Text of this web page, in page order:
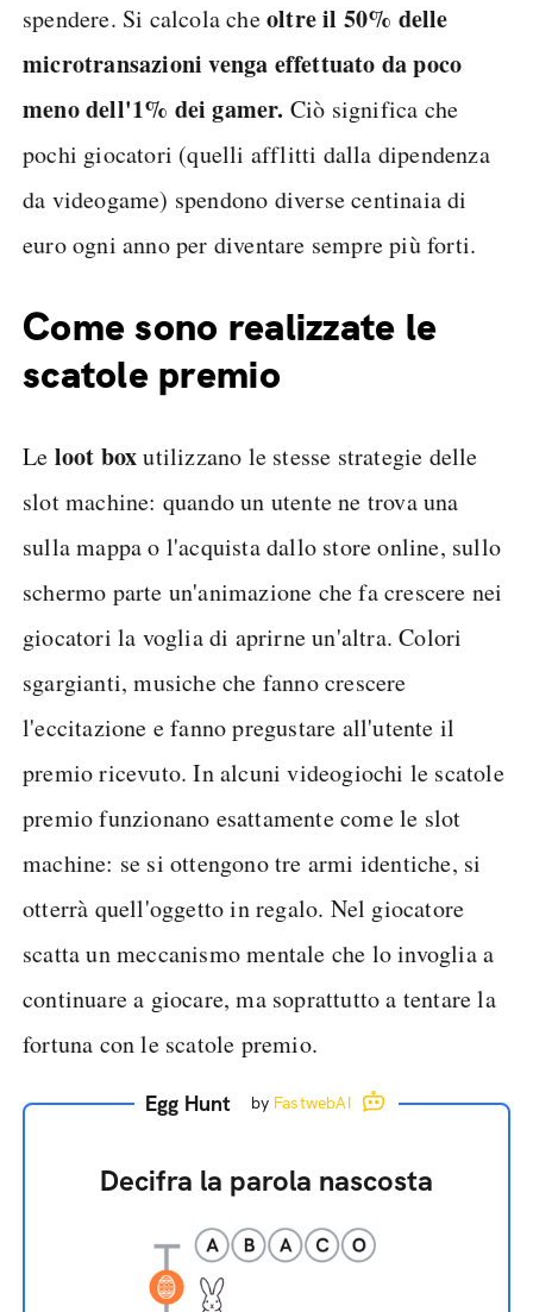
spendere. Si calcola cheoltre il 50% delle
microtransazioni venga effettuato da poco
meno dell'1% dei gamer. Ciò significa che
pochi giocatori (quelli afflitti dalla dipendenza
da videogame) spendono diverse centinaia di
euro ogni anno per diventare sempre più forti.
Come sono realizzate le
scatole premio
Le loot boxutilizzano le stesse strategie delle
slot machine: quando un utente ne trova una
sulla mappa o l'acquista dallo store online, sullo
schermo parte un'animazione che fa crescere nei
giocatori la voglia di aprirne un'altra. Colori
sgargianti, musiche che fanno crescere
l'eccitazione e fanno pregustare all'utente il
premio ricevuto. In alcuni videogiochi le scatole
premio funzionano esattamente come le slot
machine: se si ottengono tre armi identiche, si
otterrà quell'oggetto in regalo. Nel giocatore
scatta un meccanismo mentale che lo invoglia a
continuare a giocare, ma soprattutto a tentare la
fortuna con le scatole premio.
Egg Hunt by FastwebAI
Decifra la parola nascosta